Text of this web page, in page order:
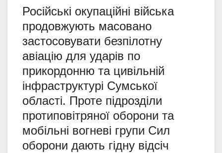
Російські окупаційні війська
продовжують масовано
застосовувати безпілотну
авіацію для ударів по
прикордонню та цивільній
інфраструктурі Сумської
області. Проте підрозділи
протиповітряної оборони та
мобільні вогневі групи Сил
оборони дають гідну відсіч